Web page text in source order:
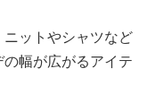
ニットやシャツなど
幅が広がるアイテ